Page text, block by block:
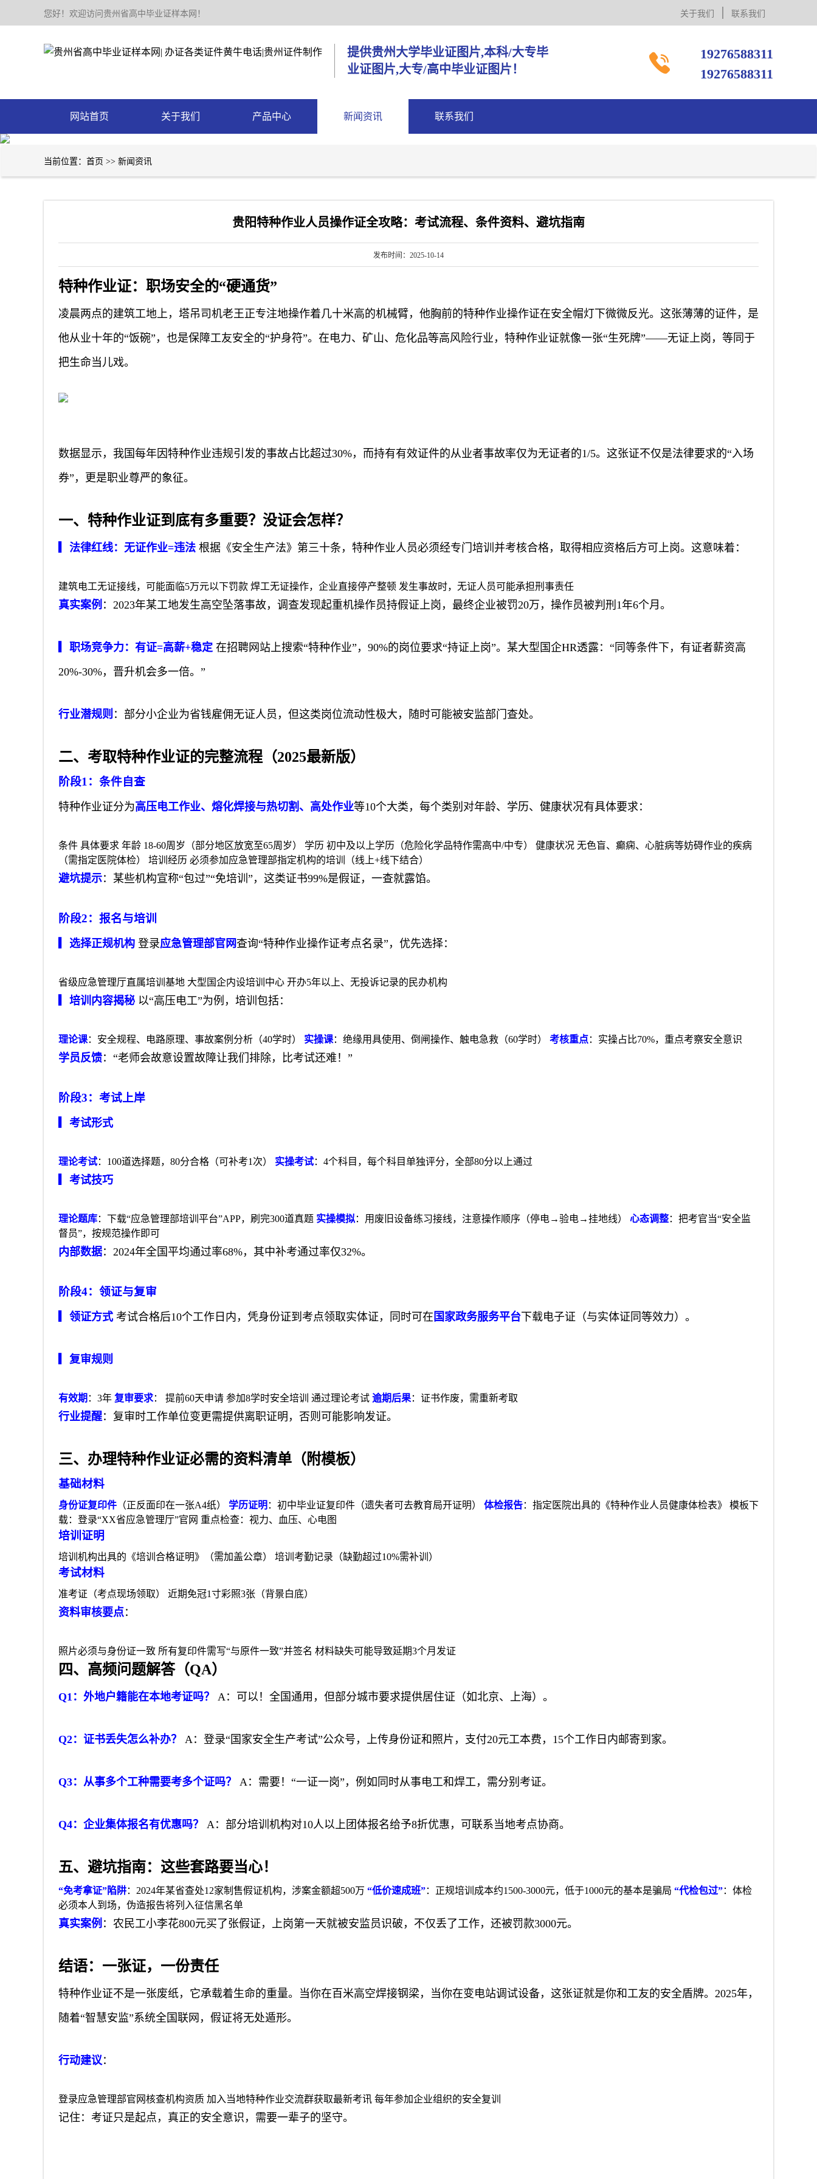
您好！欢迎访问贵州省高中毕业证样本网！ 关于我们 联系我们
提供贵州大学毕业证图片,本科/大专毕
业证图片,大专/高中毕业证图片！

19276588311
19276588311
网站首页 关于我们 产品中心 新闻资讯 联系我们
当前位置： 首页 >> 新闻资讯
贵阳特种作业人员操作证全攻略：考试流程、条件资料、避坑指南
发布时间：2025-10-14
特种作业证：职场安全的“硬通货”
凌晨两点的建筑工地上，塔吊司机老王正专注地操作着几十米高的机械臂，他胸前的特种作业操作证在安全帽灯下微微反光。这张薄薄的证件，是
他从业十年的“饭碗”，也是保障工友安全的“护身符”。在电力、矿山、危化品等高风险行业，特种作业证就像一张“生死牌”——无证上岗，等同于
把生命当儿戏。
数据显示，我国每年因特种作业违规引发的事故占比超过30%，而持有有效证件的从业者事故率仅为无证者的1/5。这张证不仅是法律要求的“入场
券”，更是职业尊严的象征。
一、特种作业证到底有多重要？没证会怎样？
▎法律红线：无证作业=违法 根据《安全生产法》第三十条，特种作业人员必须经专门培训并考核合格，取得相应资格后方可上岗。这意味着：
建筑电工无证接线，可能面临5万元以下罚款 焊工无证操作，企业直接停产整顿 发生事故时，无证人员可能承担刑事责任
真实案例 ：2023年某工地发生高空坠落事故，调查发现起重机操作员持假证上岗，最终企业被罚20万，操作员被判刑1年6个月。
▎职场竞争力：有证=高薪+稳定 在招聘网站上搜索“特种作业”，90%的岗位要求“持证上岗”。某大型国企HR透露：“同等条件下，有证者薪资高
20%-30%，晋升机会多一倍。”
行业潜规则 ：部分小企业为省钱雇佣无证人员，但这类岗位流动性极大，随时可能被安监部门查处。
二、考取特种作业证的完整流程（2025最新版）
阶段1：条件自查
特种作业证分为高压电工作业、熔化焊接与热切割、高处作业等10个大类，每个类别对年龄、学历、健康状况有具体要求：
条件 具体要求 年龄 18-60周岁（部分地区放宽至65周岁） 学历 初中及以上学历（危险化学品特作需高中/中专） 健康状况 无色盲、癫痫、心脏病等妨碍作业的疾病
（需指定医院体检） 培训经历 必须参加应急管理部指定机构的培训（线上+线下结合）
避坑提示：某些机构宣称“包过”“免培训”，这类证书99%是假证，一查就露馅。
阶段2：报名与培训
▎选择正规机构 登录应急管理部官网查询“特种作业操作证考点名录”，优先选择：
省级应急管理厅直属培训基地 大型国企内设培训中心 开办5年以上、无投诉记录的民办机构
▎培训内容揭秘 以“高压电工”为例，培训包括：
理论课：安全规程、电路原理、事故案例分析（40学时） 实操课：绝缘用具使用、倒闸操作、触电急救（60学时） 考核重点：实操占比70%，重点考察安全意识
学员反馈：“老师会故意设置故障让我们排除，比考试还难！”
阶段3：考试上岸
▎考试形式
理论考试：100道选择题，80分合格（可补考1次） 实操考试：4个科目，每个科目单独评分，全部80分以上通过
▎考试技巧
理论题库：下载“应急管理部培训平台”APP，刷完300道真题 实操模拟：用废旧设备练习接线，注意操作顺序（停电→验电→挂地线） 心态调整：把考官当“安全监
督员”，按规范操作即可
内部数据：2024年全国平均通过率68%，其中补考通过率仅32%。
阶段4：领证与复审
▎领证方式考试合格后10个工作日内，凭身份证到考点领取实体证，同时可在 国家政务服务平台下载电子证（与实体证同等效力）。
▎复审规则
有效期 ：3年 复审要求： 提前60天申请 参加8学时安全培训 通过理论考试 逾期后果：证书作废，需重新考取
行业提醒：复审时工作单位变更需提供离职证明，否则可能影响发证。
三、办理特种作业证必需的资料清单（附模板）
基础材料
身份证复印件 （正反面印在一张A4纸） 学历证明 ：初中毕业证复印件（遗失者可去教育局开证明） 体检报告：指定医院出具的《特种作业人员健康体检表》 模板下
载：登录“XX省应急管理厅”官网 重点检查：视力、血压、心电图
培训证明
培训机构出具的《培训合格证明》（需加盖公章） 培训考勤记录（缺勤超过10%需补训）
考试材料
准考证（考点现场领取） 近期免冠1寸彩照3张（背景白底）
资料审核要点：
照片必须与身份证一致 所有复印件需写“与原件一致”并签名 材料缺失可能导致延期3个月发证
四、高频问题解答（QA）
Q1：外地户籍能在本地考证吗？ A：可以！全国通用，但部分城市要求提供居住证（如北京、上海）。
Q2：证书丢失怎么补办？ A：登录“国家安全生产考试”公众号，上传身份证和照片，支付20元工本费，15个工作日内邮寄到家。
Q3：从事多个工种需要考多个证吗？ A：需要！“一证一岗”，例如同时从事电工和焊工，需分别考证。
Q4：企业集体报名有优惠吗？ A：部分培训机构对10人以上团体报名给予8折优惠，可联系当地考点协商。
五、避坑指南：这些套路要当心！
“免考拿证”陷阱：2024年某省查处12家制售假证机构，涉案金额超500万 “低价速成班”：正规培训成本约1500-3000元，低于1000元的基本是骗局 “代检包过”：体检
必须本人到场，伪造报告将列入征信黑名单
真实案例 ：农民工小李花800元买了张假证，上岗第一天就被安监员识破，不仅丢了工作，还被罚款3000元。
结语：一张证，一份责任
特种作业证不是一张废纸，它承载着生命的重量。当你在百米高空焊接钢梁，当你在变电站调试设备，这张证就是你和工友的安全盾牌。2025年，
随着“智慧安监”系统全国联网，假证将无处遁形。
行动建议 ：
登录应急管理部官网核查机构资质 加入当地特种作业交流群获取最新考讯 每年参加企业组织的安全复训
记住：考证只是起点，真正的安全意识，需要一辈子的坚守。